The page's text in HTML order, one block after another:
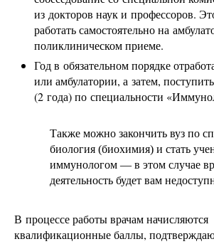
из докторов наук и профессоров.
работать самостоятельно на
поликлиническом приеме.
Год в обязательном порядке
или амбулатории, а затем,
(2 года) по специальности
Также можно закончить вуз по
биология (биохимия) и стать
иммунологом — в этом случае
деятельность будет вам
В процессе работы врачам начисляются
квалификационные баллы,